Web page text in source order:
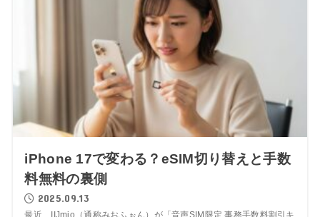
iPhone 17で変わる？eSIM切り替えと手数
料無料の裏側
2025.09.13
最近、IIJmio（通称みおふぉん）が「音声SIM限定 事務手数料割引キ